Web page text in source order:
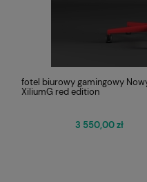
fotel biurowy gamingowy
XiliumG red edition
3 550,00 zł